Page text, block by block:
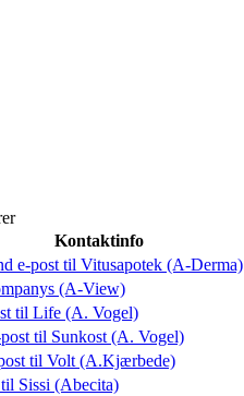
Kontaktinfo
e-post til Vitusapotek (A-Derma)
(A-View)
til Life (A. Vogel)
til Sunkost (A. Vogel)
til Volt (A.Kjærbede)
til Sissi (Abecita)